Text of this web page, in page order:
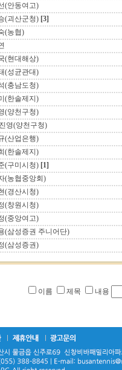
(안동여고)
(괴산군청) [3]
(농협)
(현대해상)
(성균관대)
(충남도청)
(한솔제지)
(양천구청)
영(양천구청)
(산업은행)
(한솔제지)
(구미시청) [1]
(농협중앙회)
(경산시청)
(창원시청)
(중앙여고)
(삼성증권 주니어단)
(삼성증권)
이름 제목 내용